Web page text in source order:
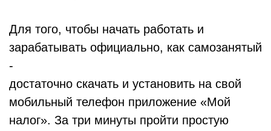
Для того, чтобы начать работать и
зарабатывать официально, как самозанятый
-
достаточно скачать и установить на свой
мобильный телефон приложение «Мой
налог». За три минуты пройти простую